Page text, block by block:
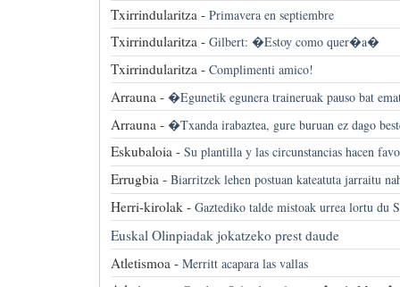
Txirrindularitza - Primavera en septiembre
Txirrindularitza - Gilbert: �Estoy como quer�a�
Txirrindularitza - Complimenti amico!
Arrauna - �Egunetik egunera traineruak pauso bat
Arrauna - �Txanda irabaztea, gure buruan ez dago
Eskubaloia - Su plantilla y las circunstancias hacen
Errugbia - Biarritzek lehen postuan kateatuta jarraitu
Herri-kirolak - Gaztediko talde mistoak urrea lortu du
Euskal Olinpiadak jokatzeko prest daude
Atletismoa - Merritt acapara las vallas